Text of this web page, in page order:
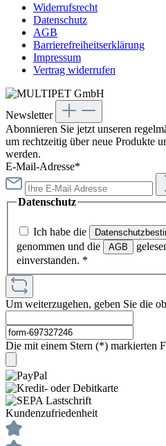
Widerrufsrecht
Datenschutz
AGB
Barrierefreiheitserklärung
Impressum
Vertrag widerrufen
Newsletter
Abonnieren Sie jetzt unseren
um rechtzeitig über neue Produkte
werden.
E-Mail-Adresse*
Datenschutz
Ich habe die
genommen und die
AGB
einverstanden. *
Um weiterzugehen, geben Sie die
Die mit einem Stern (*) markierten
Kundenzufriedenheit